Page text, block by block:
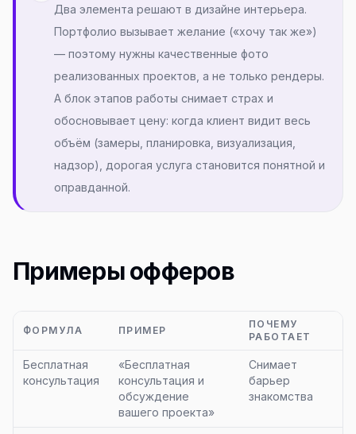
Два элемента решают в дизайне интерьера.
Портфолио вызывает желание («хочу так же»)
— поэтому нужны качественные фото
реализованных проектов, а не только рендеры.
А блок этапов работы снимает страх и
обосновывает цену: когда клиент видит весь
объём (замеры, планировка, визуализация,
надзор), дорогая услуга становится понятной и
оправданной.
Примеры офферов
ФОРМУЛА ПРИМЕР
ПОЧЕМУ
РАБОТАЕТ
Бесплатная
консультация
«Бесплатная
консультация и
обсуждение
вашего проекта»
Снимает
барьер
знакомства